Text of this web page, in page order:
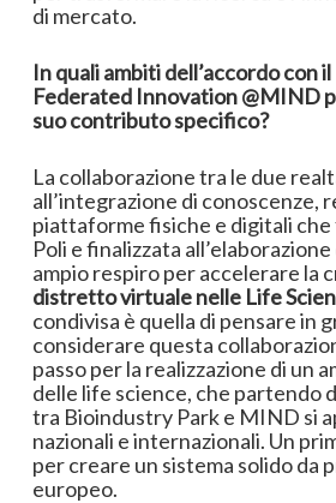
di mercato.
In quali ambiti dell’accordo con
Federated Innovation @MIND
suo contributo specifico?
La collaborazione tra le due
all’integrazione di conoscenze,
piattaforme fisiche e digitali che
Poli e finalizzata
ampio respiro per accelerare la
distretto virtuale nelle Life
condivisa è quella di pensare in
considerare questa
passo per la realizzazione di un
delle life science, che partendo
tra Bioindustry Park e MIND si
nazionali e internazionali. Un
per creare un sistema solido da
europeo.